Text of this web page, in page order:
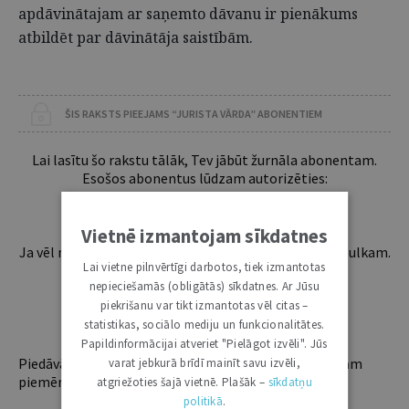
apdāvinātajam ar saņemto dāvanu ir pienākums
atbildēt par dāvinātāja saistībām.
ŠIS RAKSTS PIEEJAMS “JURISTA VĀRDA” ABONENTIEM
Lai lasītu šo rakstu tālāk, Tev jābūt žurnāla abonentam.
Esošos abonentus lūdzam autorizēties:
Ja vēl neesi abonents, aicinām pievienoties lasītāju pulkam.
Iegūsi tūlītēju piekļuvi digitālajam saturam!
ABONĒT
Piedāvājam trīs abonementu veidus. Vienam lietotājam
piemērotākais ir "Mazais" (3, 6 un 12 mēnešiem).
Vietnē izmantojam sīkdatnes
Lai vietne pilnvērtīgi darbotos, tiek izmantotas
nepieciešamās (obligātās) sīkdatnes. Ar Jūsu
piekrišanu var tikt izmantotas vēl citas –
statistikas, sociālo mediju un funkcionalitātes.
Papildinformācijai atveriet "Pielāgot izvēli". Jūs
varat jebkurā brīdī mainīt savu izvēli,
atgriežoties šajā vietnē. Plašāk – sīkdatņu
politikā.